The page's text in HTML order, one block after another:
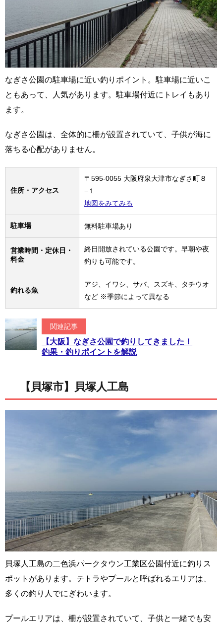
なぎさ公園の駐車場に近い釣りポイント。駐車場に近いこ
ともあって、人気があります。駐車場付近にトレイもあり
ます。
なぎさ公園は、全体的に柵が設置されていて、子供が海に
落ちる心配がありません。
住所・アクセス
〒595-0055 大阪府泉大津市なぎさ町８
−１
地図をみてみる
駐車場 無料駐車場あり
営業時間・定休日・
料金
終日開放されている公園です。早朝や夜​
釣りも可能です。
釣れる魚
アジ、イワシ、サバ、スズキ、タチウオ
など ※季節によって異なる
関連記事
【大阪】なぎさ公園で釣りしてきました！
釣果・釣りポイントを解説
【貝塚市】貝塚人工島
貝塚人工島の二色浜パークタウン工業区公園付近に釣りス
ポットがあります。テトラやプールと呼ばれるエリアは、
多くの釣り人でにぎわいます。
プールエリアは、柵が設置されていて、子供と一緒でも安